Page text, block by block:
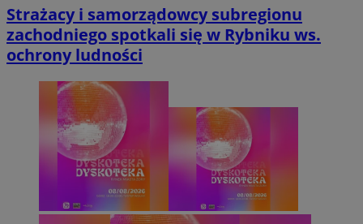
Strażacy i samorządowcy subregionu
zachodniego spotkali się w Rybniku ws.
ochrony ludności